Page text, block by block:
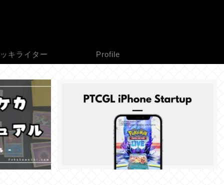
キライター Profile